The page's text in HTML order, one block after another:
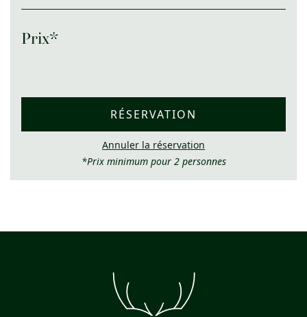
Prix*
RÉSERVATION
Annuler la réservation
*Prix minimum pour 2 personnes